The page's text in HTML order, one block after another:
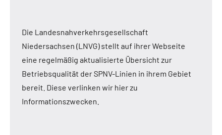
Die Landesnahverkehrsgesellschaft
Niedersachsen (LNVG) stellt auf ihrer Webseite
eine regelmäßig aktualisierte Übersicht zur
Betriebsqualität der SPNV-Linien in ihrem Gebiet
bereit. Diese verlinken wir hier zu
Informationszwecken.